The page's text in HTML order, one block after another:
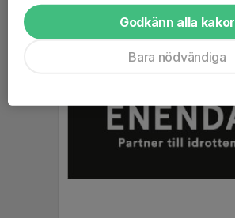
Godkänn alla kakor
Bara nödvändiga